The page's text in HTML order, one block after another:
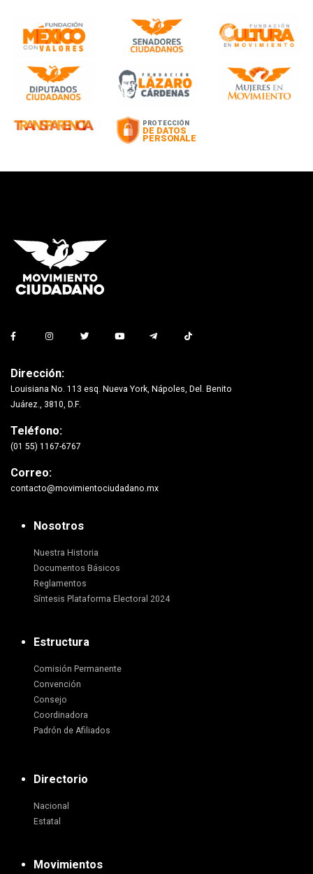
Dirección:
Louisiana No. 113 esq. Nueva York, Nápoles, Del. Benito
Juárez., 3810, D.F.
Teléfono:
(01 55) 1167-6767
Correo:
contacto@movimientociudadano.mx
Nosotros
Nuestra Historia
Documentos Básicos
Reglamentos
Síntesis Plataforma Electoral 2024
Estructura
Comisión Permanente
Convención
Consejo
Coordinadora
Padrón de Afiliados
Directorio
Nacional
Estatal
Movimientos